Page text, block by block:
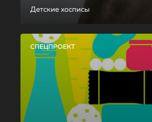
Детские хосписы
СПЕЦПРОЕКТ